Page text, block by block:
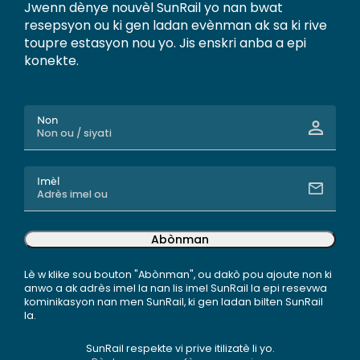
Jwenn dènye nouvèl SunRail yo nan bwat
resepsyon ou ki gen ladan evènman ak sa ki rive
toupre estasyon nou yo. Jis enskri anba a epi
konekte.
Non
Imèl
Abònman
Lè w klike sou bouton "Abònman", ou dakò pou ajoute non ki
anwo a ak adrès imel la nan lis imel SunRail la epi resevwa
kominikasyon nan men SunRail, ki gen ladan bilten SunRail
la.
SunRail respekte vi prive itilizatè li yo.